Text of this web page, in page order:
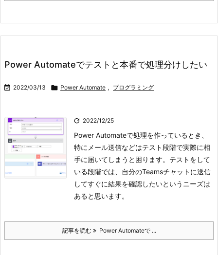
Power Automateでテストと本番で処理分けしたい
 2022/03/13  Power Automate , プログラミング
 2022/12/25
Power Automateで処理を作っているとき、
特にメール送信などはテスト段階で実際に相
手に届いてしまうと困ります。テストをして
いる段階では、自分のTeamsチャットに送信
してすぐに結果を確認したいというニーズは
あると思います。
記事を読む Power Automateで ...